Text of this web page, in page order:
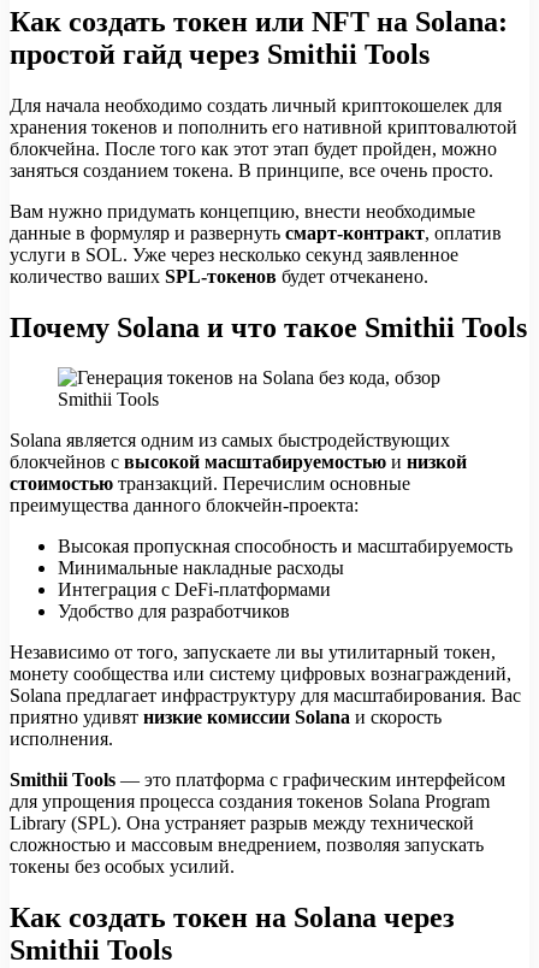
Как создать токен или NFT на Solana:
простой гайд через Smithii Tools
Для начала необходимо создать личный криптокошелек для
хранения токенов и пополнить его нативной криптовалютой
блокчейна. После того как этот этап будет пройден, можно
заняться созданием токена. В принципе, все очень просто.
Вам нужно придумать концепцию, внести необходимые
данные в формуляр и развернуть смарт-контракт, оплатив
услуги в SOL. Уже через несколько секунд заявленное
количество ваших SPL-токенов будет отчеканено.
Почему Solana и что такое Smithii Tools
Solana является одним из самых быстродействующих
блокчейнов с высокой масштабируемостью и низкой
стоимостью транзакций. Перечислим основные
преимущества данного блокчейн-проекта:
Высокая пропускная способность и масштабируемость
Минимальные накладные расходы
Интеграция с DeFi-платформами
Удобство для разработчиков
Независимо от того, запускаете ли вы утилитарный токен,
монету сообщества или систему цифровых вознаграждений,
Solana предлагает инфраструктуру для масштабирования. Вас
приятно удивят низкие комиссии Solana и скорость
исполнения.
Smithii Tools — это платформа с графическим интерфейсом
для упрощения процесса создания токенов Solana Program
Library (SPL). Она устраняет разрыв между технической
сложностью и массовым внедрением, позволяя запускать
токены без особых усилий.
Как создать токен на Solana через
Smithii Tools